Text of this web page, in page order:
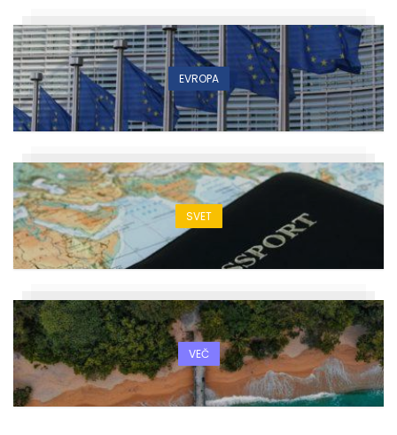
EVROPA
SVET
VEČ